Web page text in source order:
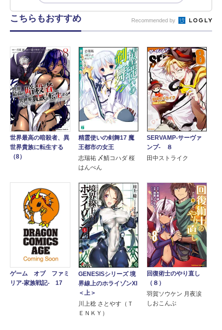
こちらもおすすめ Recommended by
世界最高の暗殺者、異
世界貴族に転生する
（8）
精霊使いの剣舞17 魔
王都市の女王
志瑞祐 〆鯖コハダ 桜
はんぺん
SERVAMP-サーヴァ
ンプ- ８
田中ストライク
ゲーム オブ ファミ
リア-家族戦記- 17
GENESISシリーズ 境
界線上のホライゾンXI
＜上＞
川上稔 さとやす（Ｔ
ＥＮＫＹ）
回復術士のやり直し
（８）
羽賀ソウケン 月夜涙
しおこんぶ